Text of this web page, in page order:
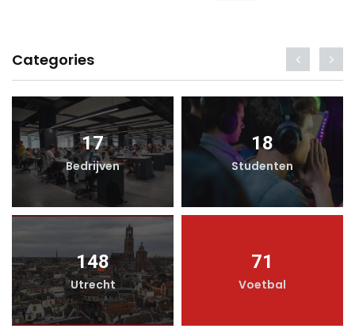
Categories
17
Bedrijven
18
Studenten
148
Utrecht
71
Voetbal